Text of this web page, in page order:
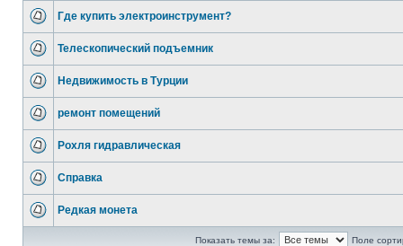
Где купить электроинструмент?
Телескопический подъемник
Недвижимость в Турции
ремонт помещений
Рохля гидравлическая
Справка
Редкая монета
Показать темы за: Поле